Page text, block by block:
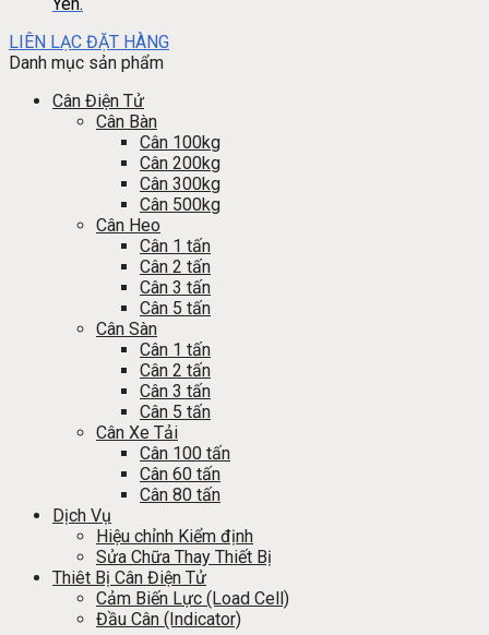
LIÊN LẠC ĐẶT HÀNG
Danh mục sản phẩm
Cân Điện Tử
Cân Bàn
Cân 100kg
Cân 200kg
Cân 300kg
Cân 500kg
Cân Heo
Cân 1 tấn
Cân 2 tấn
Cân 3 tấn
Cân 5 tấn
Cân Sàn
Cân 1 tấn
Cân 2 tấn
Cân 3 tấn
Cân 5 tấn
Cân Xe Tải
Cân 100 tấn
Cân 60 tấn
Cân 80 tấn
Dịch Vụ
Hiệu chỉnh Kiểm định
Sửa Chữa Thay Thiết Bị
Thiêt Bị Cân Điện Tử
Cảm Biến Lực (Load Cell)
Đầu Cân (Indicator)